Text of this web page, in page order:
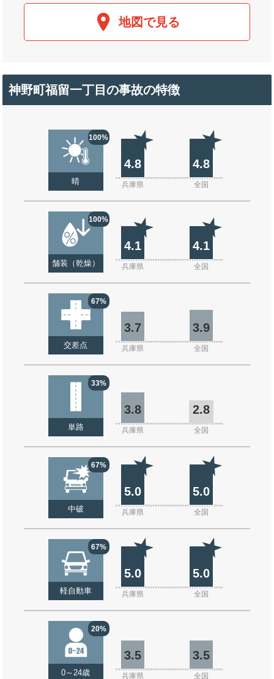
地図で見る
神野町福留一丁目の事故の特徴
100%
晴
4.8 4.8
兵庫県 全国
100%
舗装（乾燥）
4.1 4.1
兵庫県 全国
67%
交差点
3.7 3.9
兵庫県 全国
33%
単路
3.8 2.8
兵庫県 全国
67%
中破
5.0 5.0
兵庫県 全国
67%
軽自動車
5.0 5.0
兵庫県 全国
20%
0～24歳
3.5 3.5
兵庫県 全国